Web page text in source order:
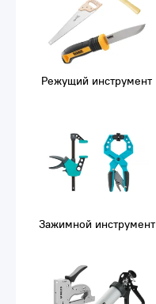
Режущий инструмент
Зажимной инструмент